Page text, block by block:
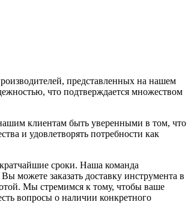
представленных на нашем
что подтверждается множеством
клиентам быть уверенными в том, что
и удовлетворять потребности как
сроки. Наша команда
можете заказать доставку инструмента в
Мы стремимся к тому, чтобы ваше
вопросы о наличии конкретного